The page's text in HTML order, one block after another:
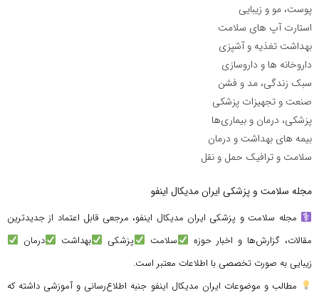
پوست، مو و زیبایی
استارت آپ های سلامت
بهداشت تغذیه و آشپزی
داروخانه ها و داروسازی
سبک زندگی، مد و فشن
صنعت و تجهیزات پزشکی
پزشکی، درمان و بیماری‌ها
بیمه های بهداشت و درمان
سلامت و ترافیک حمل و نقل
مجله سلامت و پزشکی ایران مدیکال اینفو
مجله سلامت و پزشکی ایران مدیکال اینفو، مرجعی قابل اعتماد از جدیدترین
مقالات، گزارش‌ها و اخبار حوزه
سلامت پزشکی بهداشت
درمان
زیبایی به صورت تخصصی با اطلاعات معتبر است.
مطالب و موضوعات ایران مدیکال اینفو جنبه اطلاع‌رسانی و آموزشی داشته که